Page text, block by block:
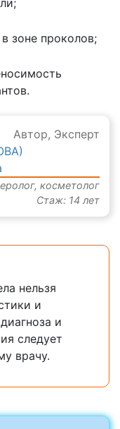
зоне проколов;
Автор, Эксперт
косметолог
Стаж: 14 лет
нельзя
и
и
следует
врачу.